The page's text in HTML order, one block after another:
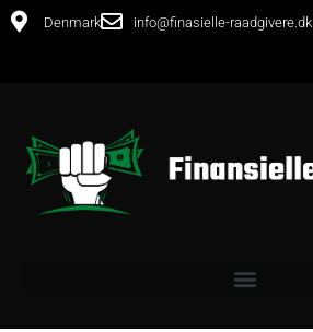
Denmark info@finasielle-raadgivere.dk